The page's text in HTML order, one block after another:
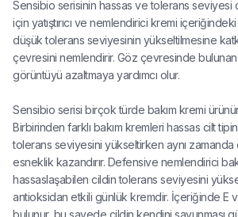
Sensibio serisinin hassas ve tolerans
için yatıştırıcı ve nemlendirici kremi
düşük tolerans seviyesinin yükseltilmesine
çevresini nemlendirir. Göz çevresinde
görüntüyü azaltmaya yardımcı olur.
Sensibio serisi birçok türde bakım kremi
Birbirinden farklı bakım kremleri hassas cilt
tolerans seviyesini yükseltirken aynı zamanda
esneklik kazandırır. Defensive nemlendirici
hassaslaşabilen cildin tolerans seviyesini
antioksidan etkili günlük kremdir. İçeriğinde E
bulunur, bu sayede cildin kendini savunması